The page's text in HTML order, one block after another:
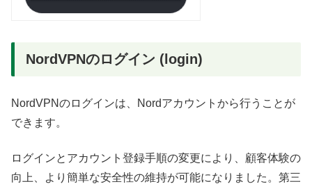
NordVPNのログイン (login)
NordVPNのログインは、Nordアカウントから行うことが
できます。
ログインとアカウント登録手順の変更により、顧客体験の
向上、より簡単な安全性の維持が可能になりました。第三